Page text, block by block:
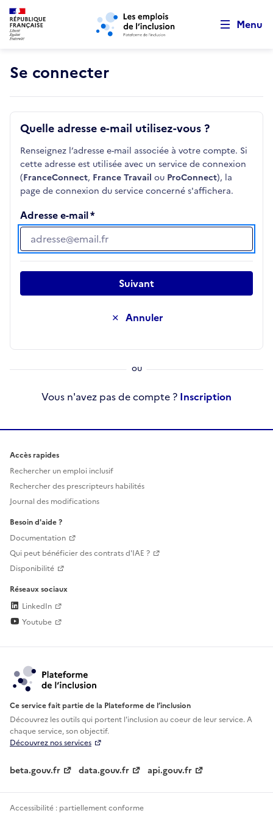
Aller au menu principal Aller au contenu principal
Menu
Se connecter
Quelle adresse e-mail utilisez-vous ?
Renseignez l’adresse e-mail associée à votre compte. Si
cette adresse est utilisée avec un service de connexion
(FranceConnect, France Travail ou ProConnect), la
page de connexion du service concerné s'affichera.
Adresse e-mail
Adresse e-mail
Annuler
Suivant
Vous n'avez pas de compte ? Inscription
Accès rapides
Rechercher un emploi inclusif
Rechercher des prescripteurs habilités
Journal des modifications
Besoin d'aide ?
Documentation
Qui peut bénéficier des contrats d'IAE ?
Disponibilité
Réseaux sociaux
LinkedIn
Youtube
Ce service fait partie de la Plateforme de l’inclusion
Découvrez les outils qui portent l'inclusion aucoeur de leur service. A
chaque service, son objectif.
Découvrez nos services
beta.gouv.fr data.gouv.fr api.gouv.fr
Accessibilité : partiellement conforme
Retour au début de la page
Panneau de gestion des cookies